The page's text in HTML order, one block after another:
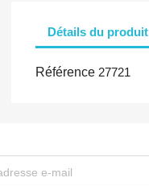
Détails du produit
Référence 27721